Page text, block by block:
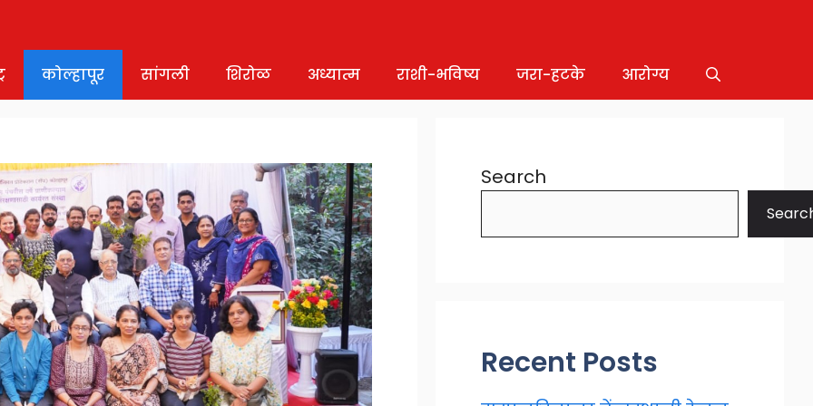
कोल्हापूर सांगली शिरोळ अध्यात्म राशी-भविष्य जरा-हटके आरोग्य
Search
Recent Posts